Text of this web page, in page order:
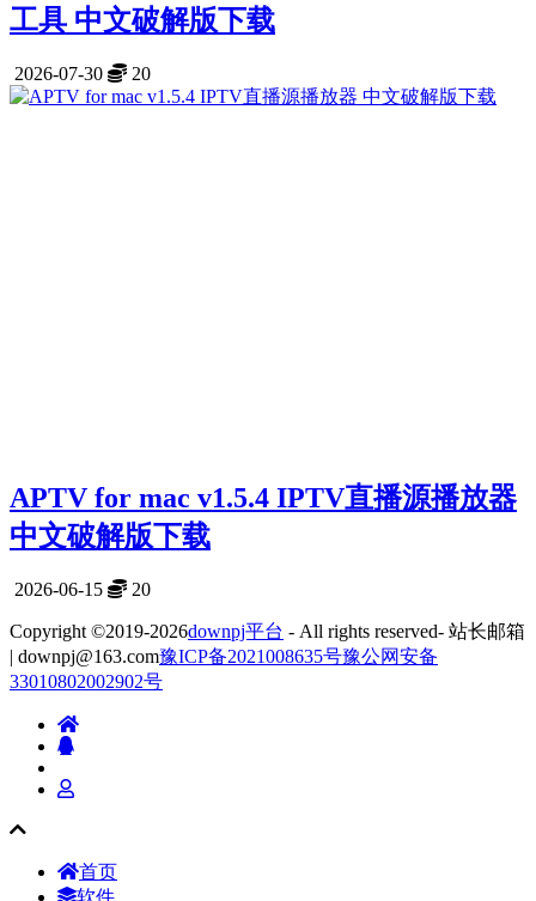
工具 中文破解版下载
2026-07-30 20
APTV for mac v1.5.4 IPTV直播源播放器
中文破解版下载
2026-06-15 20
Copyright ©2019-2026downpj平台 - All rights reserved- 站长邮箱
| downpj@163.com豫ICP备2021008635号豫公网安备
33010802002902号
首页
软件